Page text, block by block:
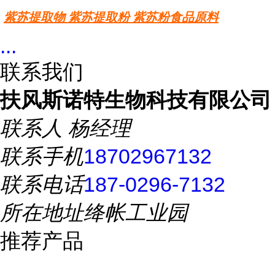
紫苏提取物 紫苏提取粉 紫苏粉食品原料
...
联系我们
扶风斯诺特生物科技有限公司
联系人 杨经理
联系手机18702967132
联系电话187-0296-7132
所在地址绛帐工业园
推荐产品